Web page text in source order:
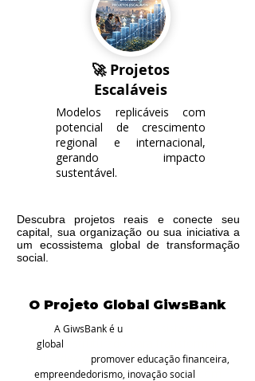
🚀 Projetos
Escaláveis
Modelos replicáveis com
potencial de crescimento
regional e internacional,
gerando impacto
sustentável.
Descubra projetos reais e conecte seu
capital, sua organização ou sua iniciativa a
um ecossistema global de transformação
social.
O Projeto Global GiwsBank
A GiwsBank é um ecossistema
global
promover educação financeira,
empreendedorismo, inovação social